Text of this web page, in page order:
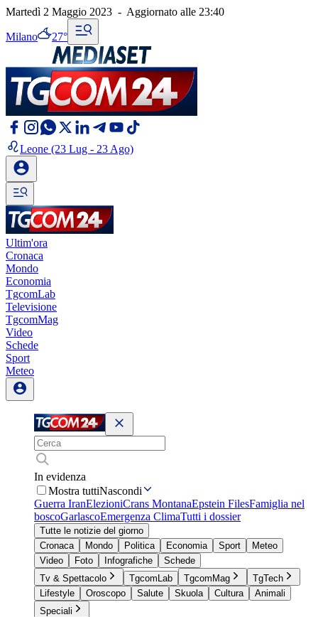
Martedì 2 Maggio 2023 - Aggiornato alle 23:40
Milano 27°
Leone (23 Lug - 23 Ago)
Ultim'ora
Cronaca
Mondo
Economia
TgcomLab
Televisione
TgcomMag
Video
Schede
Sport
Meteo
In evidenza
Mostra tuttiNascondi
Guerra IranElezioniCrans MontanaEpstein FilesFamiglia nel
boscoGarlascoEmergenza ClimaTutti i dossier
Tutte le notizie del giorno
Cronaca
Mondo Politica Economia Sport
Meteo
Video
Foto Infografiche
Schede
Tv & Spettacolo
TgcomLab TgcomMag
TgTech
Lifestyle
Oroscopo Salute Skuola Cultura
Animali
Speciali